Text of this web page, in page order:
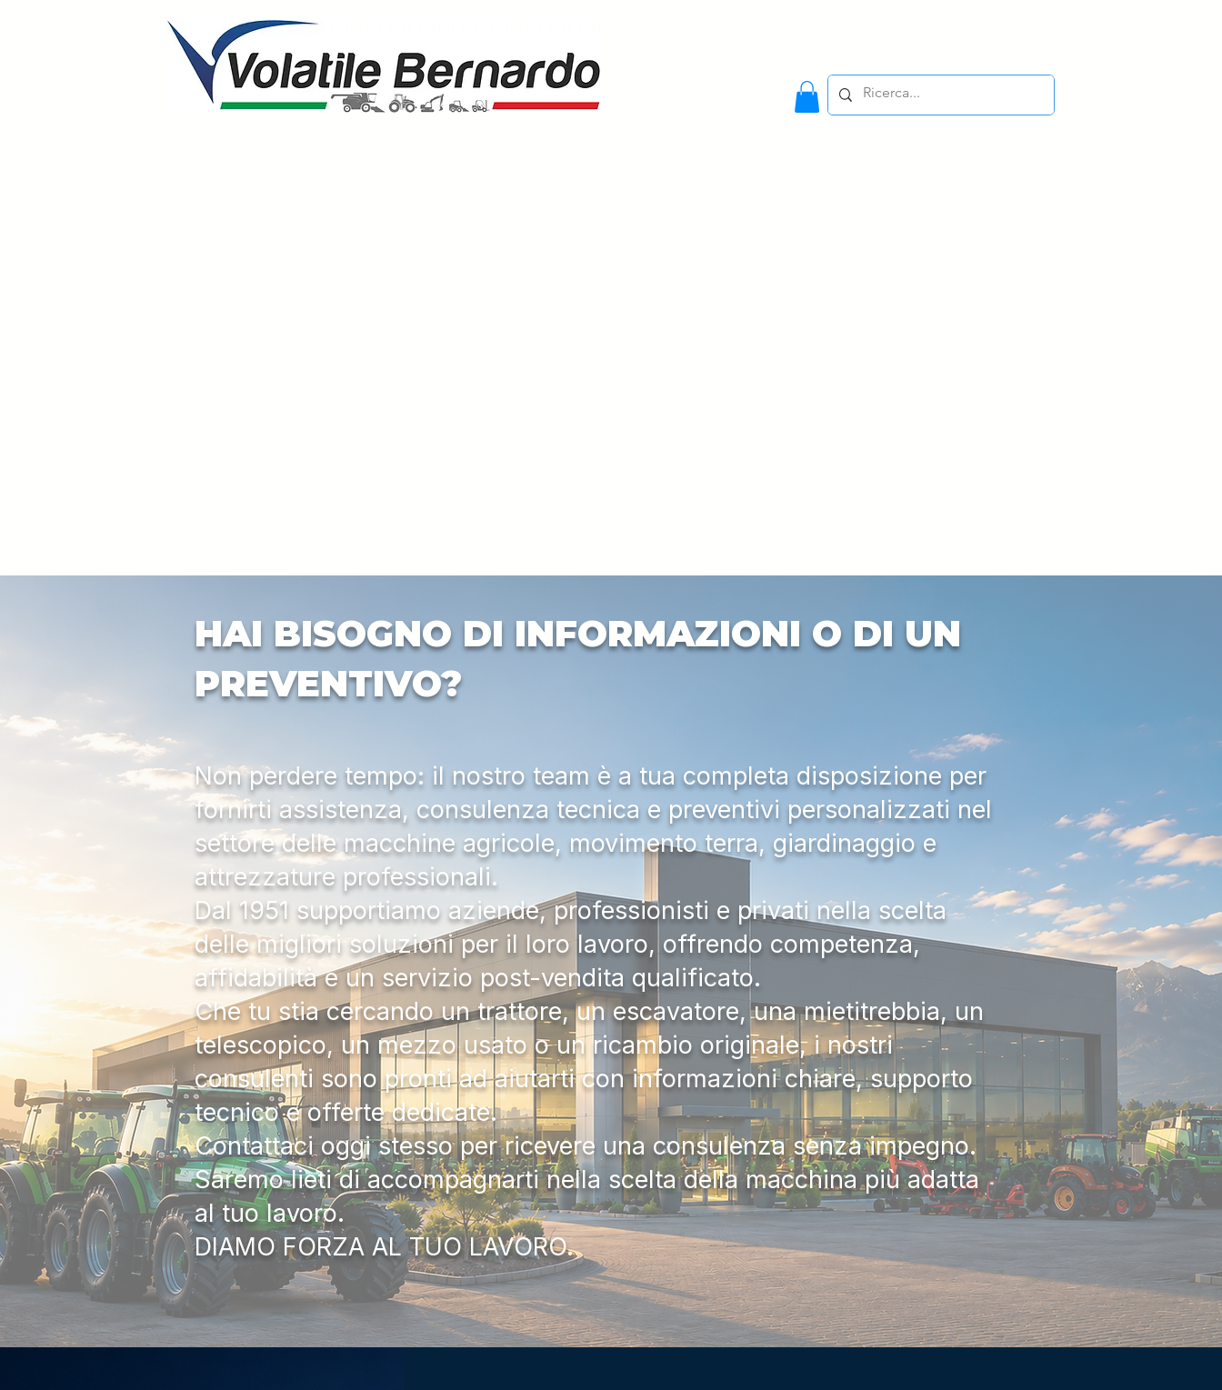
HAI BISOGNO DI INFORMAZIONI O DI UN
PREVENTIVO?
Non perdere tempo: il nostro team è a tua completa disposizione per
fornirti assistenza, consulenza tecnica e preventivi personalizzati nel
settore delle macchine agricole, movimento terra, giardinaggio e
attrezzature professionali.
Dal 1951 supportiamo aziende, professionisti e privati nella scelta
delle migliori soluzioni per il loro lavoro, offrendo competenza,
affidabilità e un servizio post-vendita qualificato.
Che tu stia cercando un trattore, un escavatore, una mietitrebbia, un
telescopico, un mezzo usato o un ricambio originale, i nostri
consulenti sono pronti ad aiutarti con informazioni chiare, supporto
tecnico e offerte dedicate.
Contattaci oggi stesso per ricevere una consulenza senza impegno.
Saremo lieti di accompagnarti nella scelta della macchina più adatta
al tuo lavoro.
DIAMO FORZA AL TUO LAVORO.